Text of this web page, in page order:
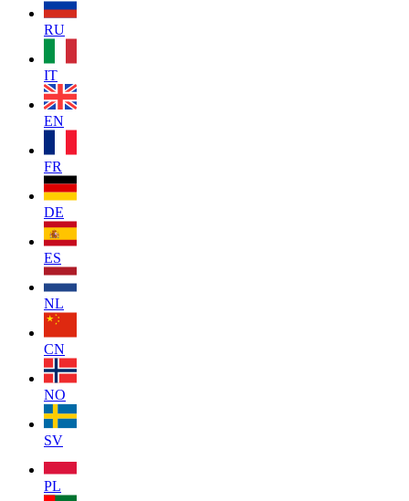
RU
IT
EN
FR
DE
ES
NL
CN
NO
SV
PL